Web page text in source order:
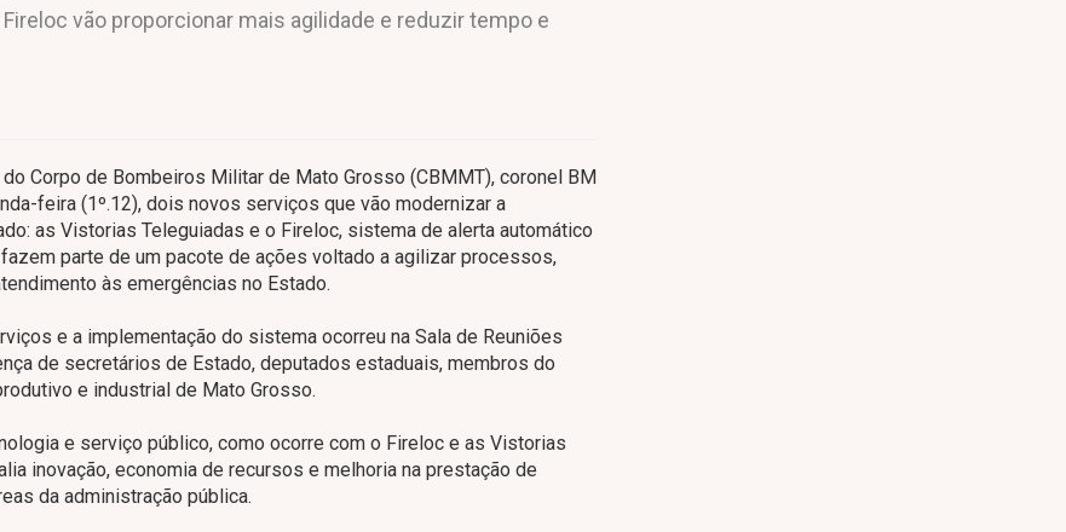
vão proporcionar mais agilidade e reduzir tempo e
Corpo de Bombeiros Militar de Mato Grosso (CBMMT), coronel BM
feira (1º.12), dois novos serviços que vão modernizar a
as Vistorias Teleguiadas e o Fireloc, sistema de alerta automático
parte de um pacote de ações voltado a agilizar processos,
às emergências no Estado.
e a implementação do sistema ocorreu na Sala de Reuniões
de secretários de Estado, deputados estaduais, membros do
e industrial de Mato Grosso.
e serviço público, como ocorre com o Fireloc e as Vistorias
inovação, economia de recursos e melhoria na prestação de
da administração pública.